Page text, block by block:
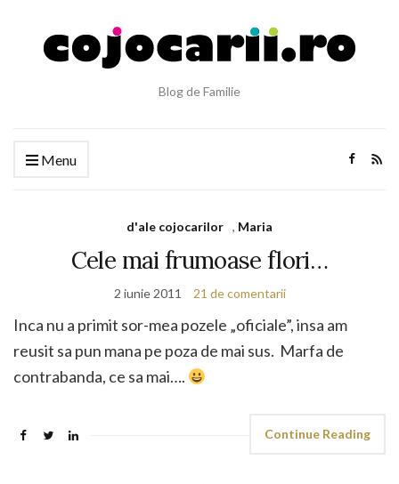
Blog de Familie
Menu
d'ale cojocarilor , Maria
Cele mai frumoase flori…
2 iunie 2011 21 de comentarii
Inca nu a primit sor-mea pozele „oficiale”, insa am
reusit sa pun mana pe poza de mai sus. Marfa de
contrabanda, ce sa mai….
Continue Reading